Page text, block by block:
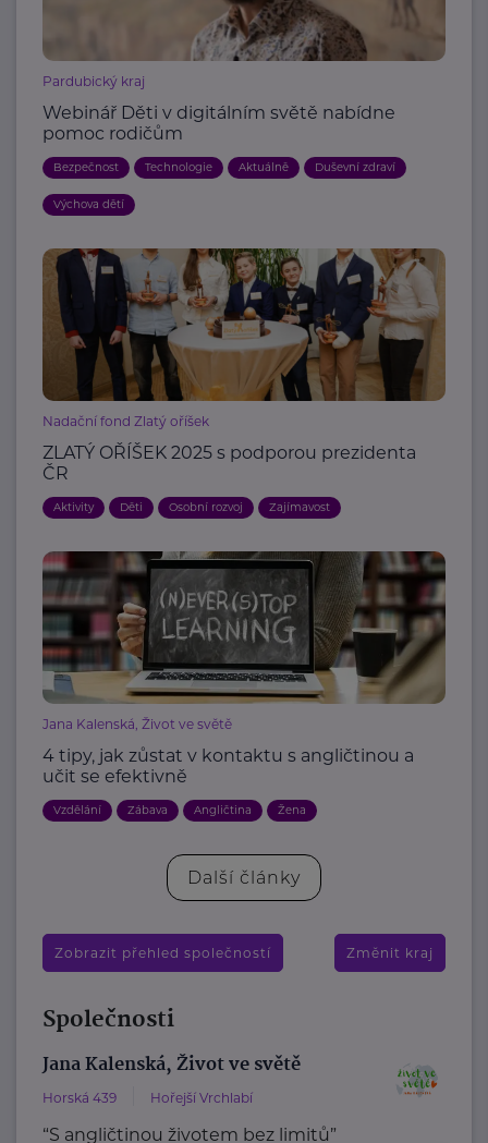
Pardubický kraj
Webinář Děti v digitálním světě nabídne
pomoc rodičům
Bezpečnost Technologie Aktuálně Duševní zdraví
Výchova dětí
Nadační fond Zlatý oříšek
ZLATÝ OŘÍŠEK 2025 s podporou prezidenta
ČR
Aktivity Děti Osobní rozvoj Zajímavost
Jana Kalenská, Život ve světě
4 tipy, jak zůstat v kontaktu s angličtinou a
učit se efektivně
Vzdělání Zábava Angličtina Žena
Další články
Zobrazit přehled společností Změnit kraj
Společnosti
Jana Kalenská, Život ve světě
Horská 439 Hořejší Vrchlabí
“S angličtinou životem bez limitů”